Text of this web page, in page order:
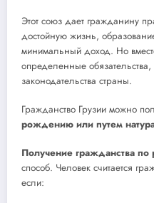
Этот союз дает гражданину
достойную жизнь,
минимальный доход. Но
определенные
законодательства страны.
Гражданство Грузии можно
рождению или путем
Получение гражданства
способ. Человек считается
если: